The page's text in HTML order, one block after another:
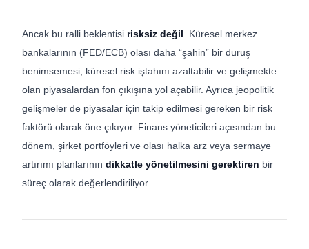
Ancak bu ralli beklentisi risksiz değil . Küresel merkez
bankalarının (FED/ECB) olası daha “şahin” bir duruş
benimsemesi, küresel risk iştahını azaltabilir ve gelişmekte
olan piyasalardan fon çıkışına yol açabilir. Ayrıca jeopolitik
gelişmeler de piyasalar için takip edilmesi gereken bir risk
faktörü olarak öne çıkıyor. Finans yöneticileri açısından bu
dönem, şirket portföyleri ve olası halka arz veya sermaye
artırımı planlarının dikkatle yönetilmesini gerektiren bir
süreç olarak değerlendiriliyor.